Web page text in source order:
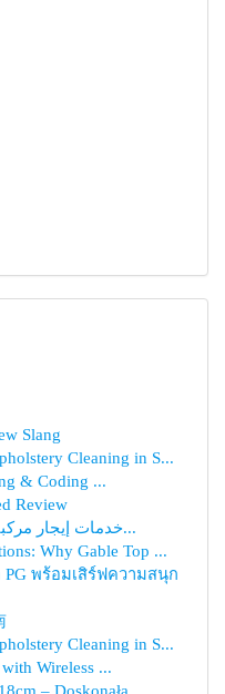
Slang
Cleaning in S...
& Coding ...
Review
خدمات إيجار مركبات مرسيدس بنز الفاخرة مع...
Why Gable Top ...
พร้อมเสิร์ฟความสนุก
Cleaning in S...
Wireless ...